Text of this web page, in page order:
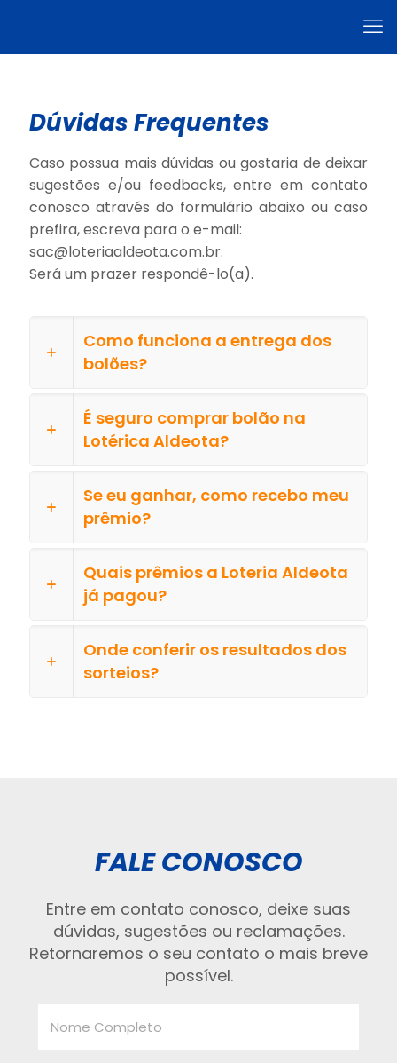
Dúvidas Frequentes
Caso possua mais dúvidas ou gostaria de deixar
sugestões e/ou feedbacks, entre em contato
conosco através do formulário abaixo ou caso
prefira, escreva para o e-mail:
sac@loteriaaldeota.com.br.
Será um prazer respondê-lo(a).
Como funciona a entrega dos
bolões?
É seguro comprar bolão na
Lotérica Aldeota?
Se eu ganhar, como recebo meu
prêmio?
Quais prêmios a Loteria Aldeota
já pagou?
Onde conferir os resultados dos
sorteios?
FALE CONOSCO
Entre em contato conosco, deixe suas
dúvidas, sugestões ou reclamações.
Retornaremos o seu contato o mais breve
possível.